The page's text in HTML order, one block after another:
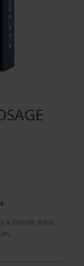
a Gosset stílus